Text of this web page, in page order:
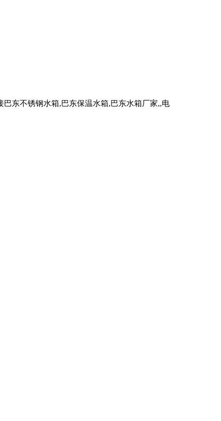
东不锈钢水箱,巴东保温水箱,巴东水箱厂家,,电